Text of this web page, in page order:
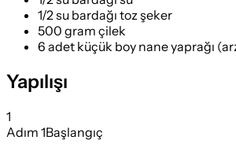
1/2 su bardağı toz şeker
500 gram çilek
6 adet küçük boy nane yaprağı
Yapılışı
1
Adım 1Başlangıç